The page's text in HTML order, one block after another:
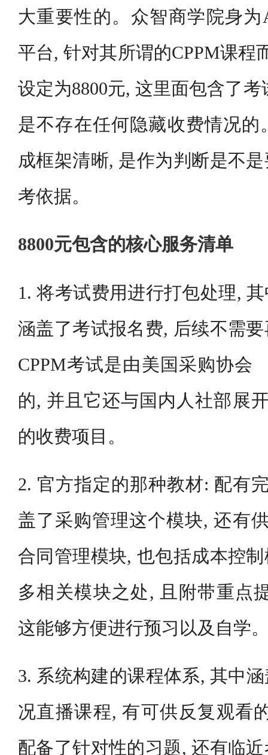
大重要性的。众智商学院身
平台, 针对其所谓的CPPM课程
设定为8800元, 这里面包含了
是不存在任何隐藏收费情况的
成框架清晰, 是作为判断是不
考依据。
8800元包含的核心服务清单
1. 将考试费用进行打包处理,
涵盖了考试报名费, 后续不需
CPPM考试是由美国采购协会
的, 并且它还与国内人社部展
的收费项目。
2. 官方指定的那种教材: 配有
盖了采购管理这个模块, 还有
合同管理模块, 也包括成本控
多相关模块之处, 且附带重点
这能够方便进行预习以及自学
3. 系统构建的课程体系, 其中
况直播课程, 有可供反复观看
配备了针对性的习题, 还有临